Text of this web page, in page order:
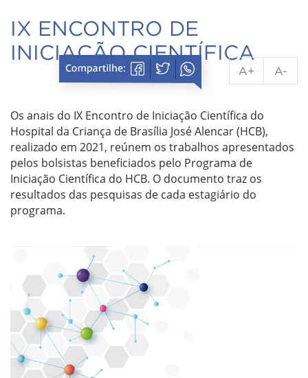
IX ENCONTRO DE
INICIAÇÃO CIENTÍFICA
A+ A-
Os anais do IX Encontro de Iniciação Científica do
Hospital da Criança de Brasília José Alencar (HCB),
realizado em 2021, reúnem os trabalhos apresentados
pelos bolsistas beneficiados pelo Programa de
Iniciação Científica do HCB. O documento traz os
resultados das pesquisas de cada estagiário do
programa.